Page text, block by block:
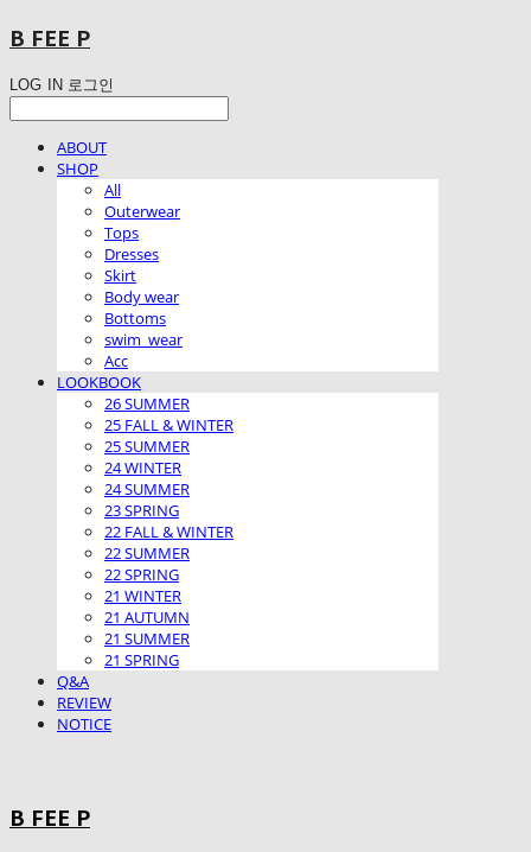
B FEE P
LOG IN 로그인
ABOUT
SHOP
All
Outerwear
Tops
Dresses
Skirt
Body wear
Bottoms
swim_wear
Acc
LOOKBOOK
26 SUMMER
25 FALL & WINTER
25 SUMMER
24 WINTER
24 SUMMER
23 SPRING
22 FALL & WINTER
22 SUMMER
22 SPRING
21 WINTER
21 AUTUMN
21 SUMMER
21 SPRING
Q&A
REVIEW
NOTICE
B FEE P